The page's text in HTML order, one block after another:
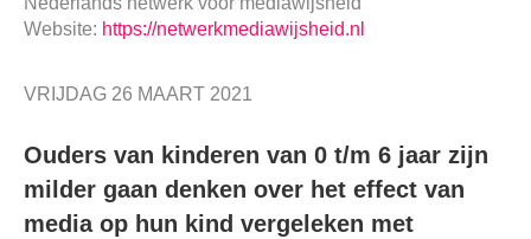
Website: https://netwerkmediawijsheid.nl
VRIJDAG 26 MAART 2021
Ouders van kinderen van 0 t/m 6 jaar zijn
milder gaan denken over het effect van
media op hun kind vergeleken met